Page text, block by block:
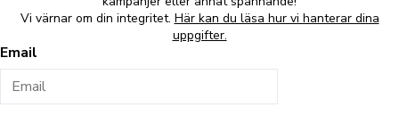
Vi värnar om din integritet. Här kan du läsa hur vi hanterar dina
uppgifter.
Email